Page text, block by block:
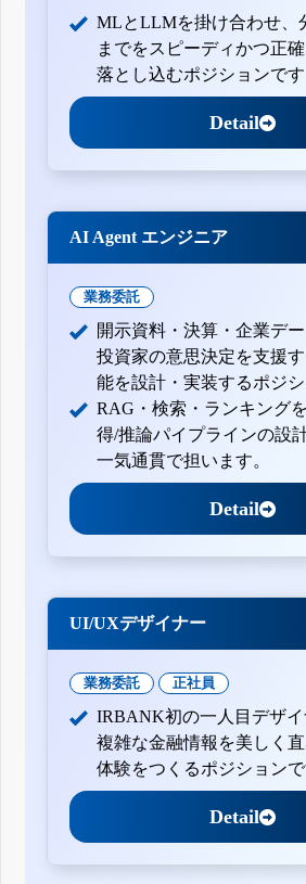
MLとLLMを掛け合わせ、
までをスピーディかつ正
落とし込むポジションです
Detail
AI Agent エンジニア
業務委託
開示資料・決算・企業デー
投資家の意思決定を支援
能を設計・実装するポジシ
RAG・検索・ランキング
得/推論パイプラインの設
一気通貫で担います。
Detail
UI/UXデザイナー
業務委託 正社員
IRBANK初の一人目デザイ
複雑な金融情報を美しく
体験をつくるポジションで
Detail